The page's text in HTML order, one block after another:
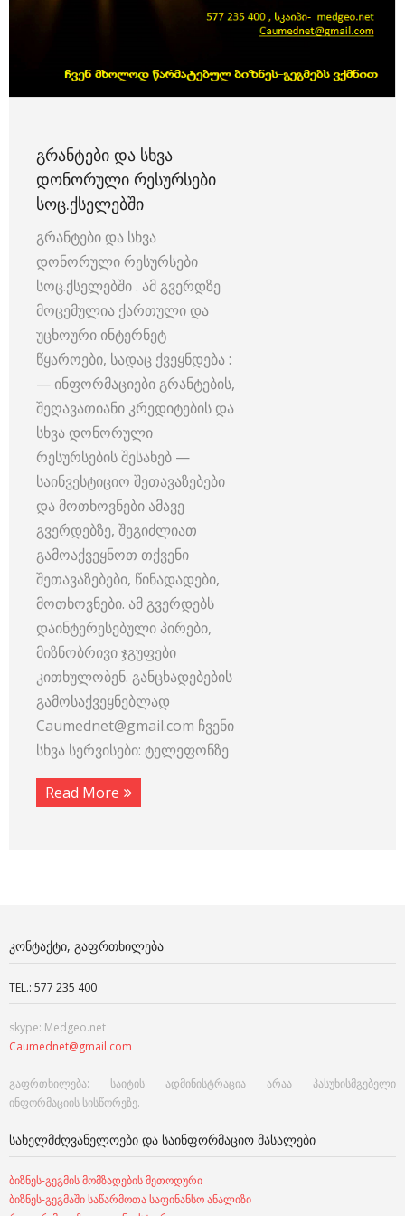
ᲒᲠᲐᲜᲢᲔᲑᲘ ᲓᲐ ᲡᲮᲕᲐ
ᲓᲝᲜᲝᲠᲣᲚᲘ ᲠᲔᲡᲣᲠᲡᲔᲑᲘ
ᲡᲝᲪ.ᲥᲡᲔᲚᲔᲑᲨᲘ
გრანტები და სხვა
დონორული რესურსები
სოც.ქსელებში . ამ გვერდზე
მოცემულია ქართული და
უცხოური ინტერნეტ
წყაროები, სადაც ქვეყნდება :
— ინფორმაციები გრანტების,
შეღავათიანი კრედიტების და
სხვა დონორული
რესურსების შესახებ —
საინვესტიციო შეთავაზებები
და მოთხოვნები ამავე
გვერდებზე, შეგიძლიათ
გამოაქვეყნოთ თქვენი
შეთავაზებები, წინადადები,
მოთხოვნები. ამ გვერდებს
დაინტერესებული პირები,
მიზნობრივი ჯგუფები
კითხულობენ. განცხადებების
გამოსაქვეყნებლად
Caumednet@gmail.com ჩვენი
სხვა სერვისები: ტელეფონზე
Read More
ᲙᲝᲜᲢᲐᲥᲢᲘ, ᲒᲐᲤᲠᲗᲮᲘᲚᲔᲑᲐ
TEL.: 577 235 400
skype: Medgeo.net
Caumednet@gmail.com
გაფრთხილება: საიტის ადმინისტრაცია არაა პასუხისმგებელი
ინფორმაციის სისწორეზე.
ᲡᲐᲮᲔᲚᲛᲫᲦᲕᲐᲜᲔᲚᲝᲔᲑᲘ ᲓᲐ ᲡᲐᲘᲜᲤᲝᲠᲛᲐᲪᲘᲝ ᲛᲐᲡᲐᲚᲔᲑᲘ
ბიზნეს-გეგმის მომზადების მეთოდური
ბიზნეს-გეგმაში საწარმოთა საფინანსო ანალიზი